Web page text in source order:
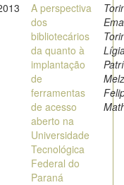
A perspectiva
dos
bibliotecários
da quanto à
implantação
de
ferramentas
de acesso
aberto na
Universidade
Tecnológica
Federal do
Paraná